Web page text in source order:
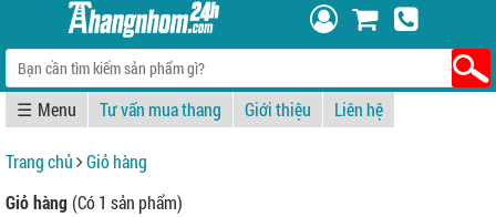
☰ Tư vấn mua thang Giới thiệu Liên hệ
Trang chủ
Giỏ hàng
Giỏ hàng (Có 1 sản phẩm)